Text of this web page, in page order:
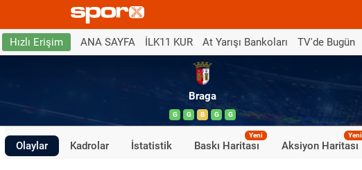
Hızlı Erişim ANA SAYFA İLK11 KUR At Yarışı Bankoları TV'de Bugün
Braga
G G B G G
Olaylar Kadrolar İstatistik Baskı Haritası
Yeni
Aksiyon Haritası
Yeni